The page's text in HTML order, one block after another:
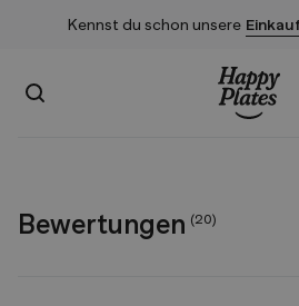
Kennst du schon unsere
Suchen
Bewertungen (20)